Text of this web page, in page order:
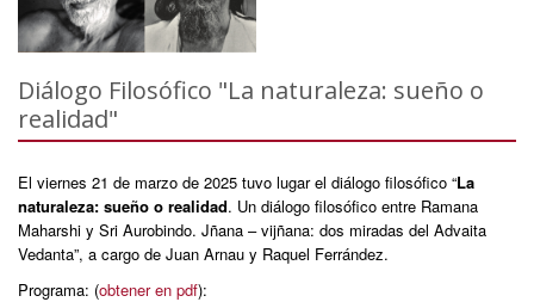
Diálogo Filosófico "La naturaleza: sueño o
realidad"
El viernes 21 de marzo de 2025 tuvo lugar el diálogo filosófico “La
naturaleza: sueño o realidad. Un diálogo filosófico entre Ramana
Maharshi y Sri Aurobindo. Jñana – vijñana: dos miradas del Advaita
Vedanta”, a cargo de Juan Arnau y Raquel Ferrández.
Programa: (obtener en pdf):